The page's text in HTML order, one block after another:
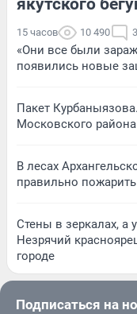
15 часов 10 490 3
«Они все были
появились новые
Пакет
Московского района
В лесах
правильно пожарить
Стены в зеркалах, а
Незрячий
городе
Подписаться на